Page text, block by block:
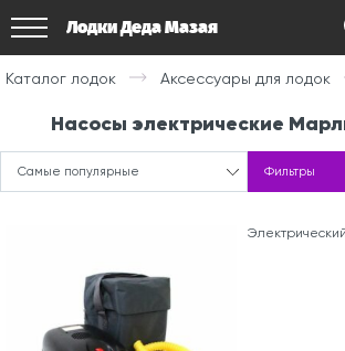
Лодки Деда Мазая
Каталог лодок Аксессуары для лодок
Насосы электрические
Самые популярные Фильтры